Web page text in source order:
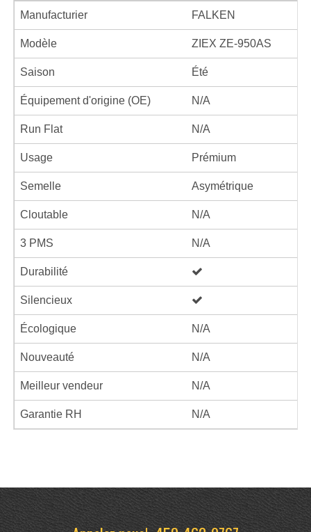
Manufacturier FALKEN
Modèle ZIEX ZE-950AS
Saison Été
Équipement d'origine (OE) N/A
Run Flat N/A
Usage Prémium
Semelle Asymétrique
Cloutable N/A
3 PMS N/A
Durabilité
Silencieux
Écologique N/A
Nouveauté N/A
Meilleur vendeur N/A
Garantie RH N/A